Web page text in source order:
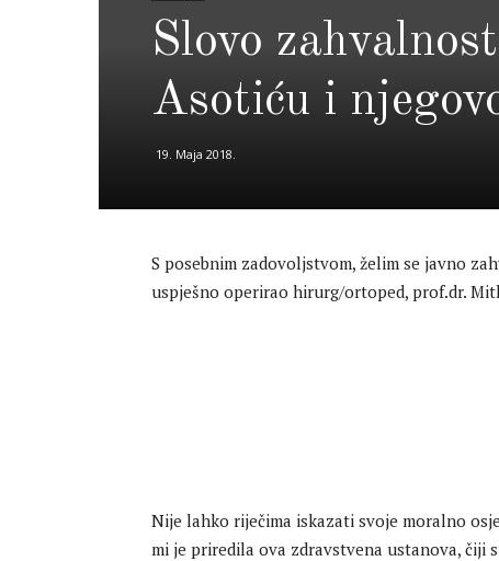
Slovo
Asotiću i
19. Maja 2018.
S posebnim zadovoljstvom, želim se javno
uspješno operirao hirurg/ortoped, prof.dr.
Nije lahko riječima iskazati svoje moralno
mi je priredila ova zdravstvena ustanova,